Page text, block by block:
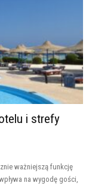
i strefy
ważniejszą funkcję
na wygodę gości,